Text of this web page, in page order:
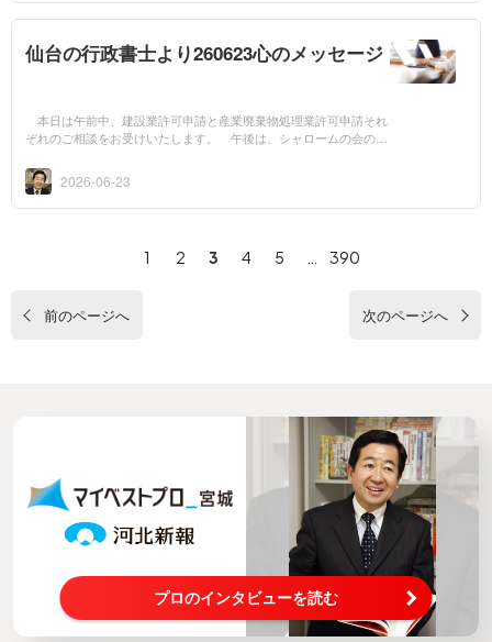
仙台の行政書士より260623心のメッセージ
本日は午前中、建設業許可申請と産業廃棄物処理業許可申請それ
ぞれのご相談をお受けいたします。 午後は、シャロームの会のス
窓会役員と法学...
2026-06-23
前のページへ
1 2 3 4 5 390
次のページへ
プロのインタビューを読む